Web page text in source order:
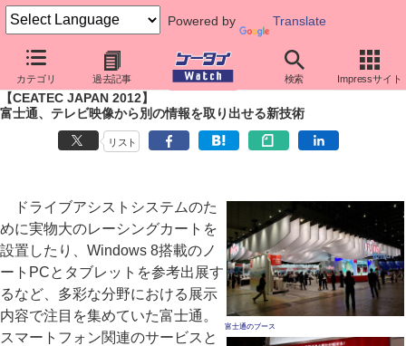
Powered by Translate
カテゴリ 過去記事 検索 Impressサイト
ケータイ Watch イベント CEATEC JAPAN
2012
【CEATEC JAPAN 2012】
富士通、テレビ映像から別の情報を取り出せる新技術
リスト
富士通のブース
ドライブアシストシステムのた
めに実物大のレーシングカートを
設置したり、Windows 8搭載のノ
ートPCとタブレットを参考出展す
るなど、多彩な分野における展示
内容で注目を集めていた富士通。
スマートフォン関連のサービスと